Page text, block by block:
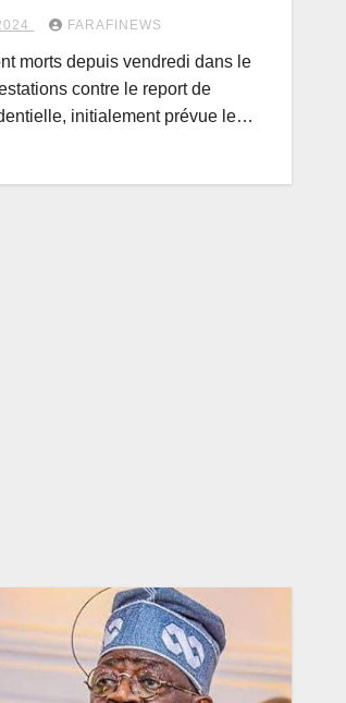
FARAFINEWS
morts depuis vendredi dans le
contre le report de
initialement prévue le…